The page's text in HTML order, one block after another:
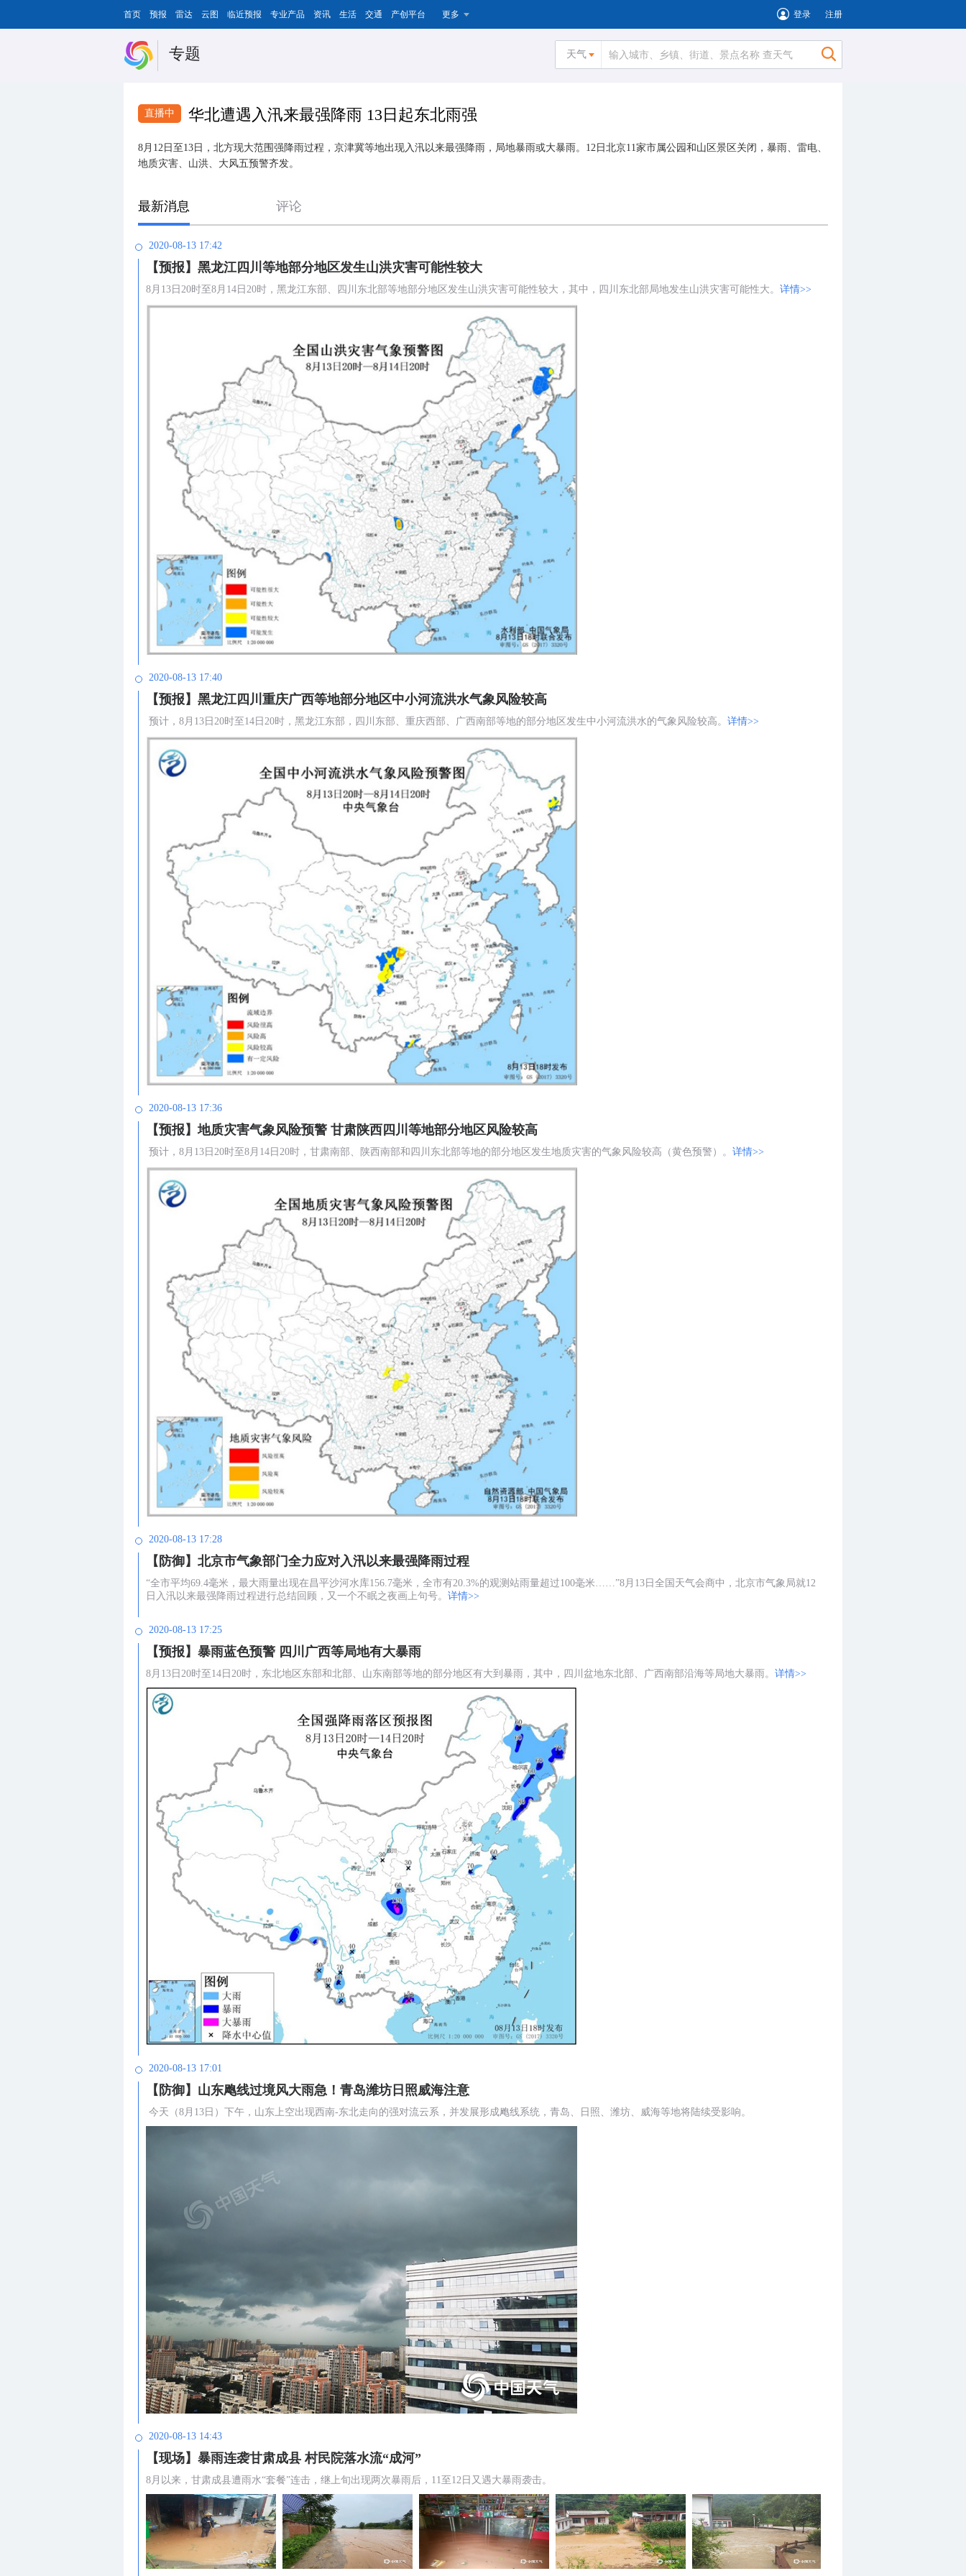
首页 预报 雷达 云图 临近预报 专业产品 资讯 生活 交通 产创平台 更多 登录 注册
专题 天气
直播中 华北遭遇入汛来最强降雨 13日起东北雨强
8月12日至13日，北方现大范围强降雨过程，京津冀等地出现入汛以来最强降雨，局地暴雨或大暴雨。12日北京11家市属公园和山区景区关闭，暴雨、雷电、
地质灾害、山洪、大风五预警齐发。
最新消息 评论
2020-08-13 17:42
【预报】黑龙江四川等地部分地区发生山洪灾害可能性较大
8月13日20时至8月14日20时，黑龙江东部、四川东北部等地部分地区发生山洪灾害可能性较大，其中，四川东北部局地发生山洪灾害可能性大。 详情>>
2020-08-13 17:40
【预报】黑龙江四川重庆广西等地部分地区中小河流洪水气象风险较高
预计，8月13日20时至14日20时，黑龙江东部，四川东部、重庆西部、广西南部等地的部分地区发生中小河流洪水的气象风险较高。 详情>>
2020-08-13 17:36
【预报】地质灾害气象风险预警 甘肃陕西四川等地部分地区风险较高
预计，8月13日20时至8月14日20时，甘肃南部、陕西南部和四川东北部等地的部分地区发生地质灾害的气象风险较高（黄色预警）。 详情>>
2020-08-13 17:28
【防御】北京市气象部门全力应对入汛以来最强降雨过程
“全市平均69.4毫米，最大雨量出现在昌平沙河水库156.7毫米，全市有20.3%的观测站雨量超过100毫米……”8月13日全国天气会商中，北京市气象局就12
日入汛以来最强降雨过程进行总结回顾，又一个不眠之夜画上句号。 详情>>
2020-08-13 17:25
【预报】暴雨蓝色预警 四川广西等局地有大暴雨
8月13日20时至14日20时，东北地区东部和北部、山东南部等地的部分地区有大到暴雨，其中，四川盆地东北部、广西南部沿海等局地大暴雨。 详情>>
2020-08-13 17:01
【防御】山东飑线过境风大雨急！青岛潍坊日照威海注意
今天（8月13日）下午，山东上空出现西南-东北走向的强对流云系，并发展形成飑线系统，青岛、日照、潍坊、威海等地将陆续受影响。
2020-08-13 14:43
【现场】暴雨连袭甘肃成县 村民院落水流“成河”
8月以来，甘肃成县遭雨水“套餐”连击，继上旬出现两次暴雨后，11至12日又遇大暴雨袭击。